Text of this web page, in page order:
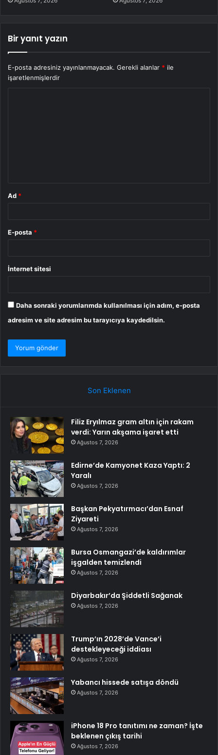
Bir yanıt yazın
E-posta adresiniz yayınlanmayacak. Gerekli alanlar * ile
işaretlenmişlerdir
Ad *
E-posta *
İnternet sitesi
Daha sonraki yorumlarımda kullanılması için adım, e-posta
adresim ve site adresim bu tarayıcıya kaydedilsin.
Son Eklenen
Filiz Eryılmaz gram altın için rakam
verdi: Yarın akşama işaret etti
Ağustos 7, 2026
Edirne’de Kamyonet Kaza Yaptı: 2
Yaralı
Ağustos 7, 2026
Başkan Pekyatırmacı’dan Esnaf
Ziyareti
Ağustos 7, 2026
Bursa Osmangazi’de kaldırımlar
işgalden temizlendi
Ağustos 7, 2026
Diyarbakır’da Şiddetli Sağanak
Ağustos 7, 2026
Trump’ın 2028’de Vance’i
destekleyeceği iddiası
Ağustos 7, 2026
Yabancı hissede satışa döndü
Ağustos 7, 2026
iPhone 18 Pro tanıtımı ne zaman? İşte
beklenen çıkış tarihi
Ağustos 7, 2026